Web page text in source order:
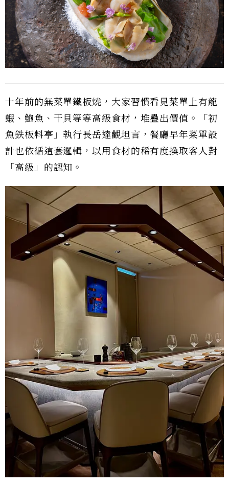
十年前的無菜單鐵板燒，大家習慣看見菜單上有龍
蝦、鮑魚、干貝等等高級食材，堆疊出價值。「初
魚鉄板料亭」執行長岳達觀坦言，餐廳早年菜單設
計也依循這套邏輯，以用食材的稀有度換取客人對
「高級」的認知。